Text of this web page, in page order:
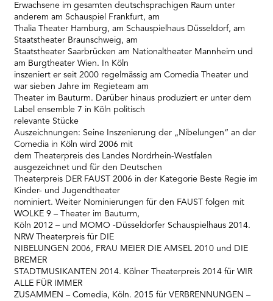
Erwachsene im gesamten deutschsprachigen Raum unter
anderem am Schauspiel Frankfurt, am
Thalia Theater Hamburg, am Schauspielhaus Düsseldorf, am
Staatstheater Braunschweig, am
Staatstheater Saarbrücken am Nationaltheater Mannheim und
am Burgtheater Wien. In Köln
inszeniert er seit 2000 regelmässig am Comedia Theater und
war sieben Jahre im Regieteam am
Theater im Bauturm. Darüber hinaus produziert er unter dem
Label ensemble 7 in Köln politisch
relevante Stücke
Auszeichnungen: Seine Inszenierung der „Nibelungen“ an der
Comedia in Köln wird 2006 mit
dem Theaterpreis des Landes Nordrhein-Westfalen
ausgezeichnet und für den Deutschen
Theaterpreis DER FAUST 2006 in der Kategorie Beste Regie im
Kinder- und Jugendtheater
nominiert. Weiter Nominierungen für den FAUST folgen mit
WOLKE 9 – Theater im Bauturm,
Köln 2012 – und MOMO -Düsseldorfer Schauspielhaus 2014.
NRW Theaterpreis für DIE
NIBELUNGEN 2006, FRAU MEIER DIE AMSEL 2010 und DIE
BREMER
STADTMUSIKANTEN 2014. Kölner Theaterpreis 2014 für WIR
ALLE FÜR IMMER
ZUSAMMEN – Comedia, Köln. 2015 für VERBRENNUNGEN –